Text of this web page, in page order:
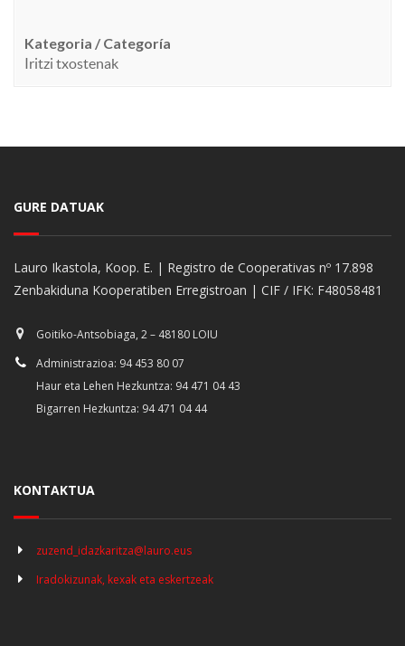
Kategoria / Categoría
Iritzi txostenak
GURE DATUAK
Lauro Ikastola, Koop. E. | Registro de Cooperativas nº 17.898
Zenbakiduna Kooperatiben Erregistroan | CIF / IFK: F48058481
Goitiko-Antsobiaga, 2 – 48180 LOIU
Administrazioa: 94 453 80 07
Haur eta Lehen Hezkuntza: 94 471 04 43
Bigarren Hezkuntza: 94 471 04 44
KONTAKTUA
zuzend_idazkaritza@lauro.eus
Iradokizunak, kexak eta eskertzeak